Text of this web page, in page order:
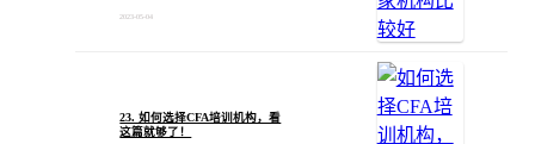
2023-05-04
23. 如何选择CFA培训机构，看
这篇就够了！